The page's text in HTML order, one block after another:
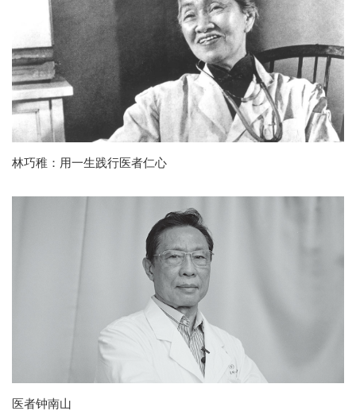
林巧稚：用一生践行医者仁心
医者钟南山